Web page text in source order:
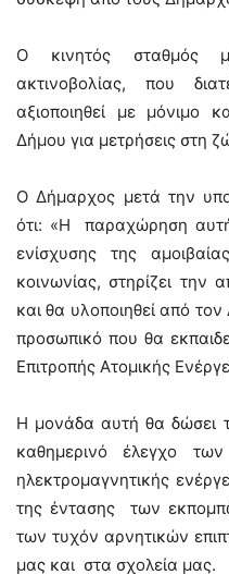
Ο κινητός σταθμός
ακτινοβολίας, που
αξιοποιηθεί με μόνιμο
Δήμου για μετρήσεις στη
Ο Δήμαρχος μετά την
ότι: «Η παραχώρηση αυτή
ενίσχυσης της
κοινωνίας, στηρίζει την
και θα υλοποιηθεί από
προσωπικό που θα
Επιτροπής Ατομικής
Η μονάδα αυτή θα δώσει
καθημερινό έλεγχο
ηλεκτρομαγνητικής
της έντασης των
των τυχόν αρνητικών
μας και στα σχολεία μας.